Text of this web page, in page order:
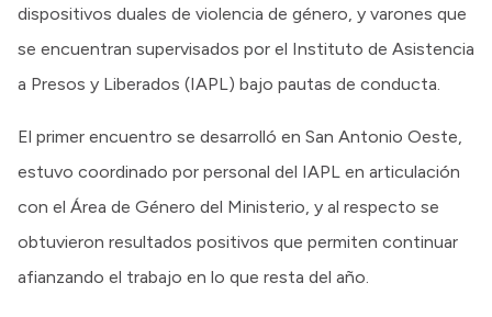
dispositivos duales de violencia de género, y varones que
se encuentran supervisados por el Instituto de Asistencia
a Presos y Liberados (IAPL) bajo pautas de conducta.
El primer encuentro se desarrolló en San Antonio Oeste,
estuvo coordinado por personal del IAPL en articulación
con el Área de Género del Ministerio, y al respecto se
obtuvieron resultados positivos que permiten continuar
afianzando el trabajo en lo que resta del año.